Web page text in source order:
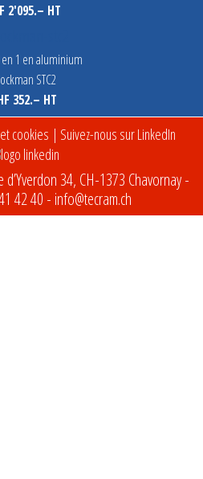
2'095.– HT
1 en aluminium
STC2
352.– HT
cookies | Suivez-nous sur LinkedIn
34, CH-1373 Chavornay -
42 40 - info@tecram.ch